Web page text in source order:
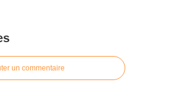
un commentaire